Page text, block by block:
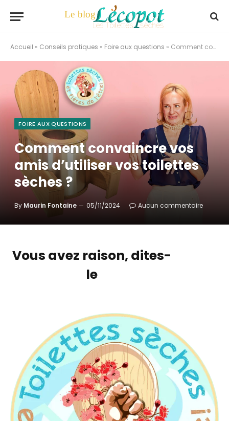
Accueil » Conseils pratiques » Foire aux questions » Comment convaincre vos amis d’utiliser vos toilettes sèches ?
FOIRE AUX QUESTIONS
Comment convaincre vos
amis d’utiliser vos toilettes
sèches ?
By Maurin Fontaine 05/11/2024 Aucun commentaire
Vous avez raison, dites-
le